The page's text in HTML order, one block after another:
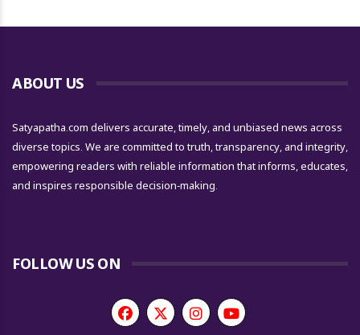
ABOUT US
Satyapatha.com delivers accurate, timely, and unbiased news across
diverse topics. We are committed to truth, transparency, and integrity,
empowering readers with reliable information that informs, educates,
and inspires responsible decision-making.
FOLLOW US ON